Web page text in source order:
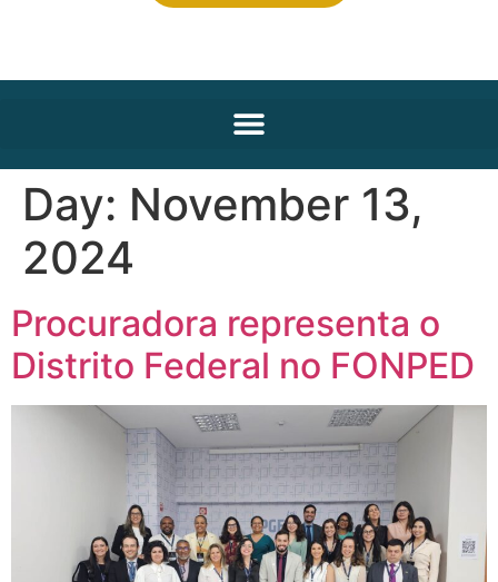
Day: November 13,
2024
Procuradora representa o
Distrito Federal no FONPED